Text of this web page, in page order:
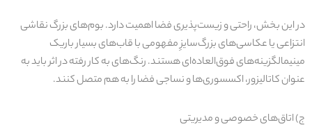
در این بخش، راحتی و زیست‌پذیری فضا اهمیت دارد. بوم‌های بزرگ نقاشی
انتزاعی یا عکاسی‌های بزرگ‌سایزِ مفهومیبا قاب‌های بسیار باریک
مینیمالگزینه‌های فوق‌العاده‌ای هستند. رنگ‌های به کار رفته در اثر باید به
عنوان کاتالیزور، اکسسوری‌ها و نساجی فضا را به هم متصل کنند.
ج) اتاق‌های خصوصی و مدیریتی